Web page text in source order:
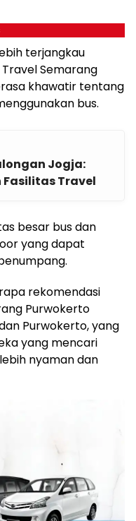
terjangkau
Semarang
khawatir tentang
bus.
Jogja:
Travel
besar bus dan
yang dapat
rekomendasi
Purwokerto
Purwokerto, yang
yang mencari
nyaman dan